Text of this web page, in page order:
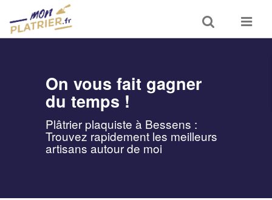
Toggle
search
Toggle
On vous fait gagner
du temps !
Plâtrier plaquiste à Bessens :
Trouvez rapidement les meilleurs
artisans autour de moi